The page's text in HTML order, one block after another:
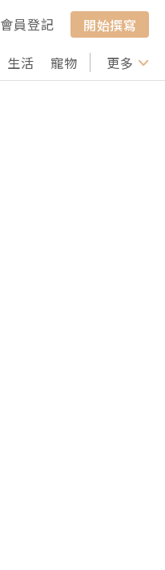
會員登記
開始撰寫
生活 寵物 行山 打卡
更多